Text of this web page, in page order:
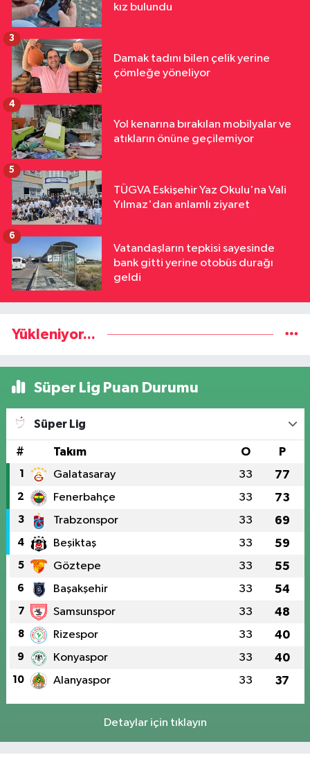
kız bulundu
Damak tadını bilen çelik yerine
çömleğe yöneliyor
3
Yol kenarına bırakılan mobilyalar ve
atıkların önüne geçilemiyor
4
TÜGVA Eskişehir Yaz Okulu'na Vali
Yılmaz'dan anlamlı ziyaret
5
Vatandaşların tepkisi sayesinde
bank gitti yerine otobüs durağı
geldi
6
Yükleniyor...
Süper Lig Puan Durumu
Süper Lig
# Takım O P
1 Galatasaray 33 77
2 Fenerbahçe 33 73
3 Trabzonspor 33 69
4 Beşiktaş 33 59
5 Göztepe 33 55
6 Başakşehir 33 54
7 Samsunspor 33 48
8 Rizespor 33 40
9 Konyaspor 33 40
10 Alanyaspor 33 37
Detaylar için tıklayın